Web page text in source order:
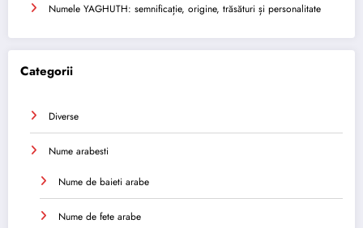
Numele YAGHUTH: semnificație, origine, trăsături și personalitate
Categorii
Diverse
Nume arabesti
Nume de baieti arabe
Nume de fete arabe